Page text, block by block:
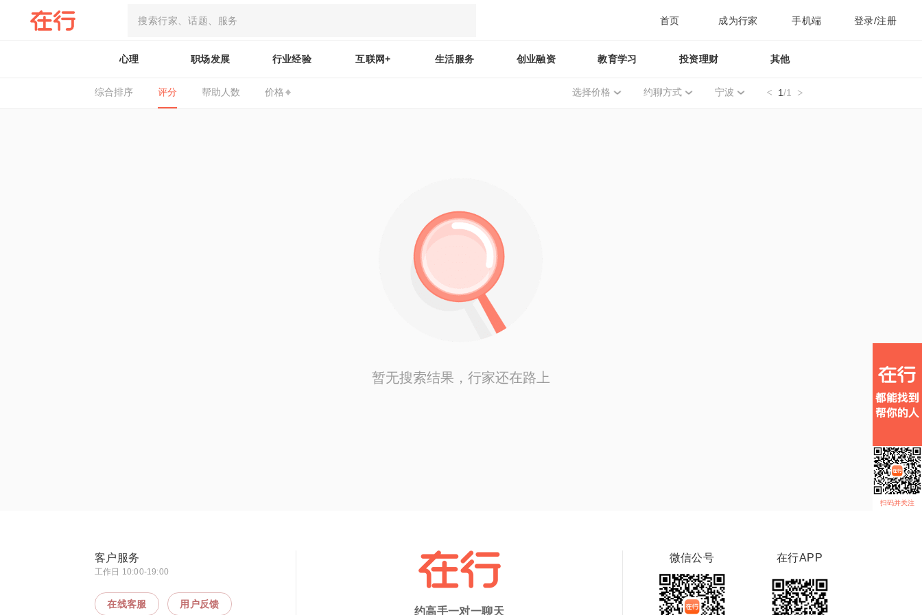
首页 成为行家 手机端 登录/注册
心理 职场发展 行业经验 互联网+ 生活服务 创业融资 教育学习 投资理财 其他
综合排序 评分 帮助人数 价格 选择价格 约聊方式 宁波 1/1
暂无搜索结果，行家还在路上
扫码并关注
客户服务
工作日 10:00-19:00
在线客服 用户反馈
约高手一对一聊天
微信公号 在行APP